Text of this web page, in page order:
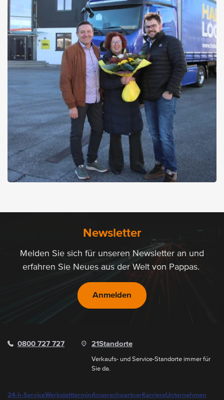
Details zum Gemeindefahrzeug
16 neue Mercedes-Benz
Logistikunternehmen aus Salzburg vertraut auf Pappas Eugendorf
Newsletter
Melden Sie sich für unseren Newsletter an und
erfahren Sie Neues aus der Welt von Pappas.
Anmelden
0800 727 727 21 Standorte
Verkaufs- und Service-Standorte immer für
Sie da.
24-h-ServiceWerkstattterminAnsprechpartnerKarriereUnternehmen